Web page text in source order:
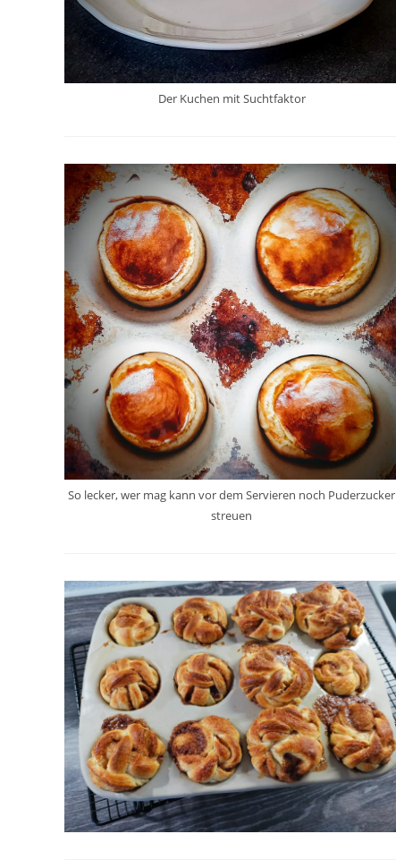
Der Kuchen mit Suchtfaktor
So lecker, wer mag kann vor dem Servieren noch Puderzucker
streuen